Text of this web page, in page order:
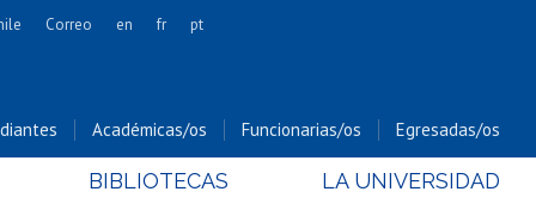
Cs. Forestales y Conservación
Cs. Sociales
Correo en fr pt
Académicas/os Funcionarias/os Egresadas/os
BIBLIOTECAS LA UNIVERSIDAD